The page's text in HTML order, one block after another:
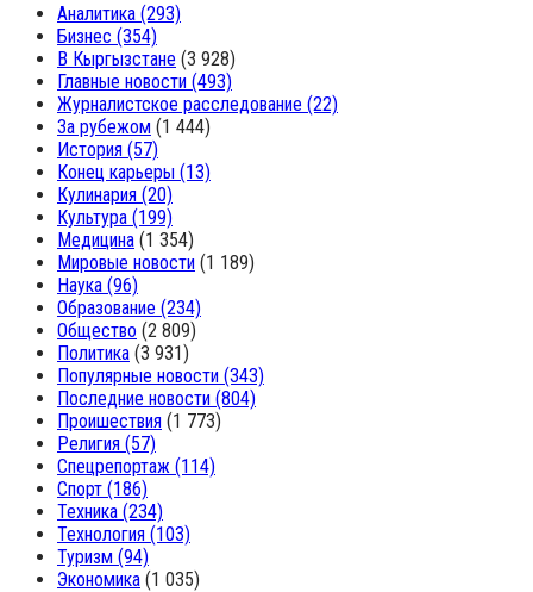
Аналитика (293)
Бизнес (354)
В Кыргызстане (3 928)
Главные новости (493)
Журналистское расследование (22)
За рубежом (1 444)
История (57)
Конец карьеры (13)
Кулинария (20)
Культура (199)
Медицина (1 354)
Мировые новости (1 189)
Наука (96)
Образование (234)
Общество (2 809)
Политика (3 931)
Популярные новости (343)
Последние новости (804)
Проишествия (1 773)
Религия (57)
Спецрепортаж (114)
Спорт (186)
Техника (234)
Технология (103)
Туризм (94)
Экономика (1 035)